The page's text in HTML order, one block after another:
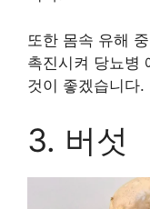
또한 몸속 유해
촉진시켜 당뇨병
것이 좋겠습니다.
3. 버섯